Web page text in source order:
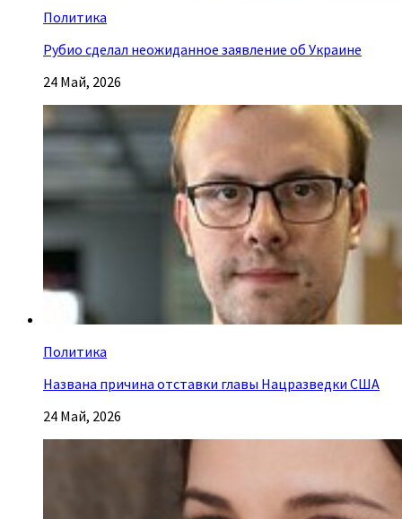
Политика
Рубио сделал неожиданное заявление об Украине
24 Май, 2026
Политика
Названа причина отставки главы Нацразведки США
24 Май, 2026